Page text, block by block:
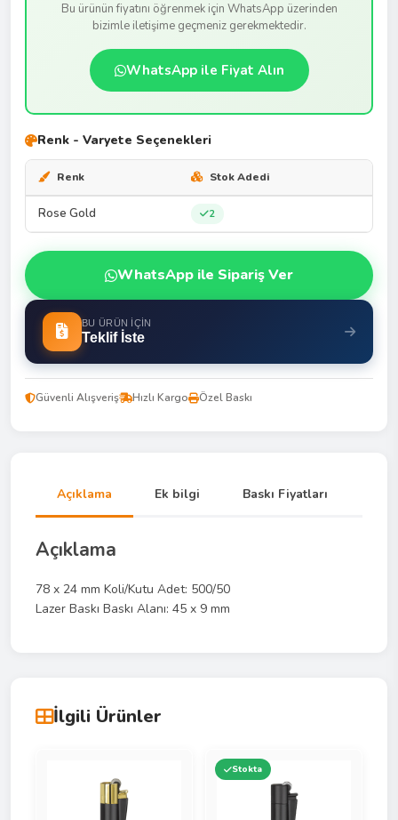
Bu ürünün fiyatını öğrenmek için WhatsApp üzerinden
bizimle iletişime geçmeniz gerekmektedir.
WhatsApp ile Fiyat Alın
Renk - Varyete Seçenekleri
Renk Stok Adedi
Rose Gold 2
WhatsApp ile Sipariş Ver
BU ÜRÜN İÇIN
Teklif İste
Güvenli Alışveriş Hızlı Kargo Özel Baskı
Açıklama Ek bilgi Baskı Fiyatları
Açıklama
78 x 24 mm Koli/Kutu Adet: 500/50
Lazer Baskı Baskı Alanı: 45 x 9 mm
İlgili Ürünler
Stokta